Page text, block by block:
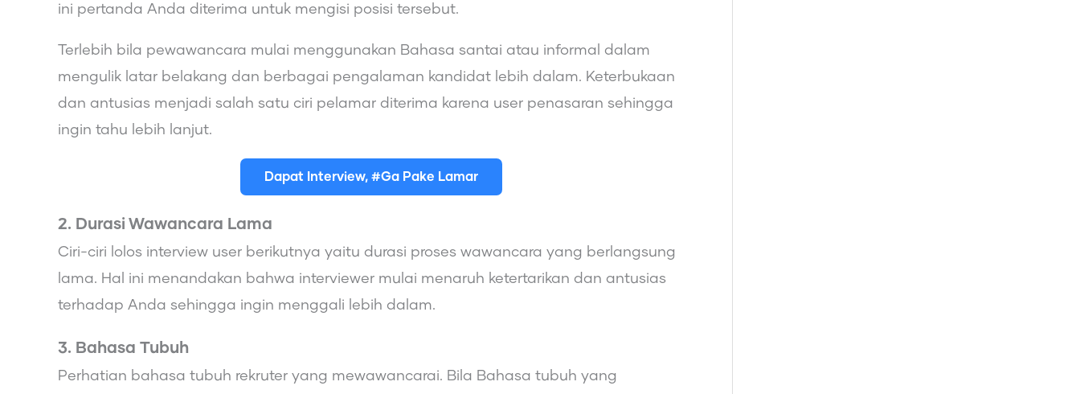
ini pertanda Anda diterima untuk mengisi posisi tersebut.
Terlebih bila pewawancara mulai menggunakan Bahasa santai atau informal dalam
mengulik latar belakang dan berbagai pengalaman kandidat lebih dalam. Keterbukaan
dan antusias menjadi salah satu ciri pelamar diterima karena user penasaran sehingga
ingin tahu lebih lanjut.
Dapat Interview, #Ga Pake Lamar
2. Durasi Wawancara Lama
Ciri-ciri lolos interview user berikutnya yaitu durasi proses wawancara yang berlangsung
lama. Hal ini menandakan bahwa interviewer mulai menaruh ketertarikan dan antusias
terhadap Anda sehingga ingin menggali lebih dalam.
3. Bahasa Tubuh
Perhatian bahasa tubuh rekruter yang mewawancarai. Bila Bahasa tubuh yang